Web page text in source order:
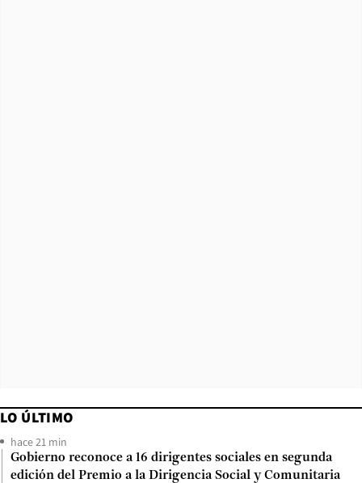
LO ÚLTIMO
hace 21 min
Gobierno reconoce a 16 dirigentes sociales en segunda
edición del Premio a la Dirigencia Social y Comunitaria